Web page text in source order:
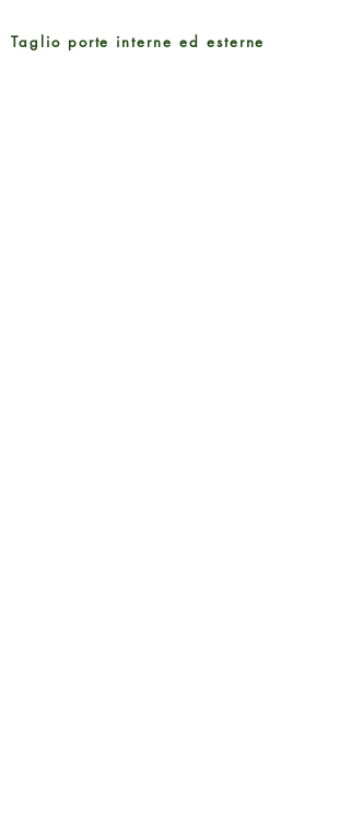
Taglio porte interne ed esterne